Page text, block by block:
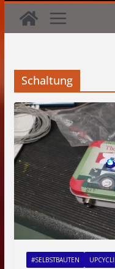
Schaltung
#SELBSTBAUTEN